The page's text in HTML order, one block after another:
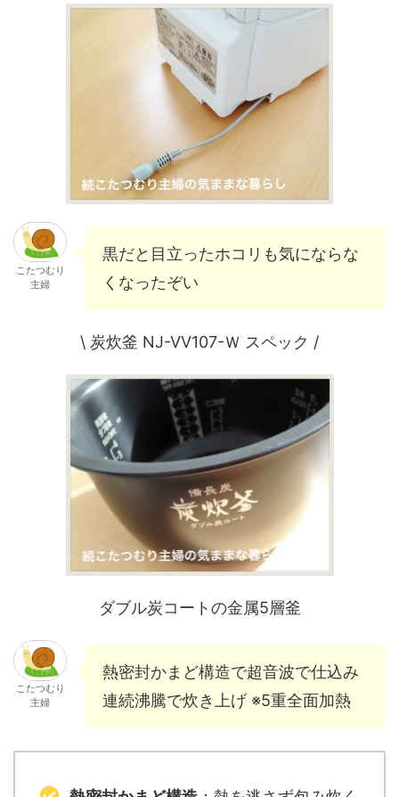
こたつむり
主婦
黒だと目立ったホコリも気にならな
くなったぞい
\ 炭炊釜 NJ-VV107-Ｗ スペック /
ダブル炭コートの金属5層釜
こたつむり
主婦
熱密封かまど構造で超音波で仕込み
連続沸騰で炊き上げ ※5重全面加熱